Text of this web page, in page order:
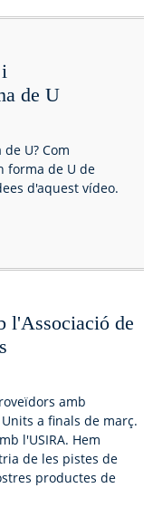
de U
U? Com
forma de U de
d'aquest vídeo.
l'Associació de
amb
a finals de març.
l'USIRA. Hem
de les pistes de
productes de